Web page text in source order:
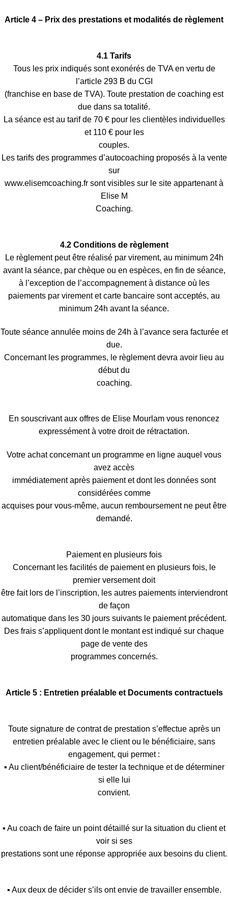
Article 4 – Prix des prestations et modalités de règlement
4.1 Tarifs
Tous les prix indiqués sont exonérés de TVA en vertu de
l’article 293 B du CGI
(franchise en base de TVA). Toute prestation de coaching est
due dans sa totalité.
La séance est au tarif de 70 € pour les clientèles individuelles
et 110 € pour les
couples.
Les tarifs des programmes d’autocoaching proposés à la vente
sur
www.elisemcoaching.fr sont visibles sur le site appartenant à
Elise M
Coaching.
4.2 Conditions de règlement
Le règlement peut être réalisé par virement, au minimum 24h
avant la séance, par chèque ou en espèces, en fin de séance,
à l’exception de l’accompagnement à distance où les
paiements par virement et carte bancaire sont acceptés, au
minimum 24h avant la séance.
Toute séance annulée moins de 24h à l’avance sera facturée et
due.
Concernant les programmes, le règlement devra avoir lieu au
début du
coaching.
En souscrivant aux offres de Elise Mourlam vous renoncez
expressément à votre droit de rétractation.
Votre achat concernant un programme en ligne auquel vous
avez accès
immédiatement après paiement et dont les données sont
considérées comme
acquises pour vous-même, aucun remboursement ne peut être
demandé.
Paiement en plusieurs fois
Concernant les facilités de paiement en plusieurs fois, le
premier versement doit
être fait lors de l’inscription, les autres paiements interviendront
de façon
automatique dans les 30 jours suivants le paiement précédent.
Des frais s’appliquent dont le montant est indiqué sur chaque
page de vente des
programmes concernés.
Article 5 : Entretien préalable et Documents contractuels
Toute signature de contrat de prestation s’effectue après un
entretien préalable avec le client ou le bénéficiaire, sans
engagement, qui permet :
▪ Au client/bénéficiaire de tester la technique et de déterminer
si elle lui
convient.
▪ Au coach de faire un point détaillé sur la situation du client et
voir si ses
prestations sont une réponse appropriée aux besoins du client.
▪ Aux deux de décider s’ils ont envie de travailler ensemble.